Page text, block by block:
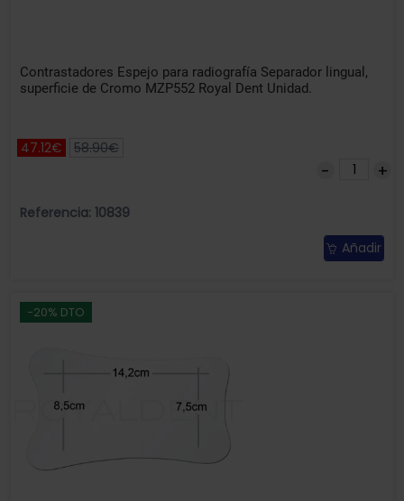
Contrastadores Espejo para radiografía Separador lingual,
superficie de Cromo MZP552 Royal Dent Unidad.
47.12€ 58.90€
Referencia: 10839
Añadir
-20% DTO